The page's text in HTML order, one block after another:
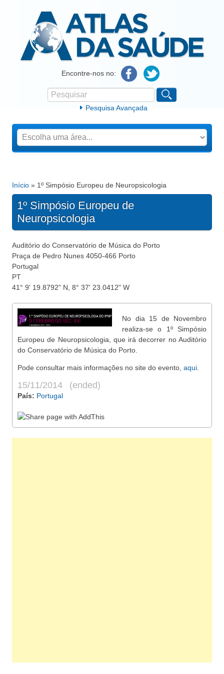
Atlas da SaúdeEncontre-nos no:
Formulário de procura
Pesquisar
Pesquisa Avançada
Está aqui
Início » 1º Simpósio Europeu de Neuropsicologia
1º Simpósio Europeu de
Neuropsicologia
Auditório do Conservatório de Música do Porto
Praça de Pedro Nunes 4050-466 Porto
Portugal
PT
41° 9' 19.8792" N, 8° 37' 23.0412" W
No dia 15 de Novembro
realiza-se o 1º Simpósio
Europeu de Neuropsicologia, que irá decorrer no Auditório
do Conservatório de Música do Porto.
Pode consultar mais informações no site do evento, aqui
15/11/2014 (ended)
País: Portugal